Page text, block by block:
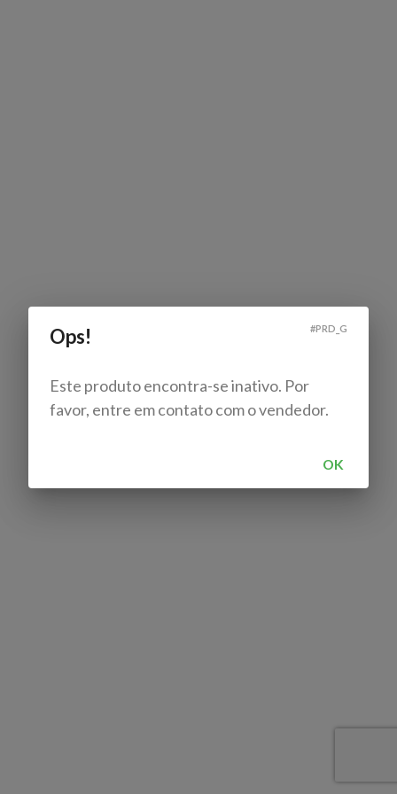
Ops! #PRD_G
Este produto encontra-se inativo. Por
favor, entre em contato com o vendedor.
OK